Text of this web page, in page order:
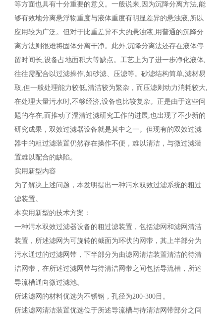
等方面也具有十分重要的意义。一般说来,因为沉降分离方法,能
够有效地分离悬浮物重度与液体重度有明显差异的悬浊液,所以
应用较为广泛。但对于比重差异不大的悬浊液,用普通的沉降分
离方法则很难将固体分离干净。此外,沉降分离法还存在液体停
留时间长,设备占地面积大等缺点。工艺上为了进一步净化液体,
往往需配合以过滤操作,如砂滤、压滤等。砂滤结构简单,滤材易
取,但一般处理能力较低,清洁较为繁杂，而压滤则动力消耗较大,
在处理大量污水时,不够经济,设备也比较复杂。正是由于这些问
题的存在,而推动了澄清过滤研究工作的进展,也出现了不少新的
研究成果，双效过滤器设备就是其中之一。但现有的双效过滤
器中的粗过滤装置仍然存在操作不便，难以清洁，与微过滤装
置难以配合的缺陷。
实用新型内容
为了解决上述问题，本发明提出一种污水双效过滤系统的粗过
滤装置。
本实用新型的技术方案：
一种污水双效过滤器设备的粗过滤装置，包括滤网和滤网清洁
装置，所述滤网为可旋转的截面为环状的网带，其上半部分为
污水通过的过滤网带，下半部分为由滤网清洁装置清洁的待清
洁网带，在所述过滤网带与待清洁网带之间包括导流槽，所述
导流槽通向微过滤池。
所述滤网的材料优选为不锈钢，孔径为200-300目。
所述滤网清洁装置优选位于所述导流槽与待清洁网带部分之间